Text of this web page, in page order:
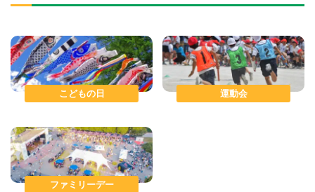
こどもの日 運動会
ファミリーデー